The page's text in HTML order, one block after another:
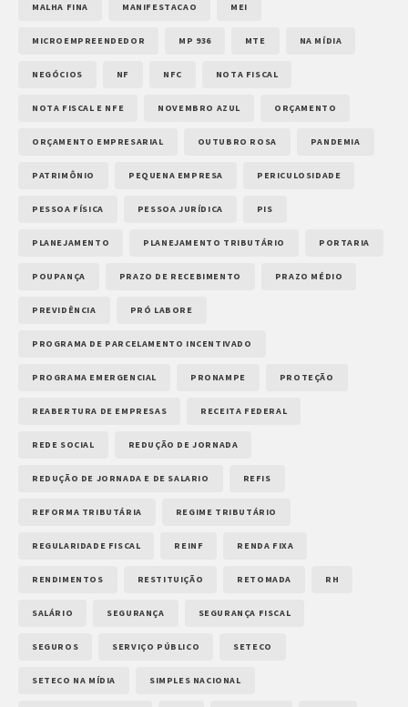
MALHA FINA MANIFESTACAO MEI
MICROEMPREENDEDOR MP 936 MTE NA MÍDIA
NEGÓCIOS NF NFC NOTA FISCAL
NOTA FISCAL E NFE NOVEMBRO AZUL ORÇAMENTO
ORÇAMENTO EMPRESARIAL OUTUBRO ROSA PANDEMIA
PATRIMÔNIO PEQUENA EMPRESA PERICULOSIDADE
PESSOA FÍSICA PESSOA JURÍDICA PIS
PLANEJAMENTO PLANEJAMENTO TRIBUTÁRIO PORTARIA
POUPANÇA PRAZO DE RECEBIMENTO PRAZO MÉDIO
PREVIDÊNCIA PRÓ LABORE
PROGRAMA DE PARCELAMENTO INCENTIVADO
PROGRAMA EMERGENCIAL PRONAMPE PROTEÇÃO
REABERTURA DE EMPRESAS RECEITA FEDERAL
REDE SOCIAL REDUÇÃO DE JORNADA
REDUÇÃO DE JORNADA E DE SALARIO REFIS
REFORMA TRIBUTÁRIA REGIME TRIBUTÁRIO
REGULARIDADE FISCAL REINF RENDA FIXA
RENDIMENTOS RESTITUIÇÃO RETOMADA RH
SALÁRIO SEGURANÇA SEGURANÇA FISCAL
SEGUROS SERVIÇO PÚBLICO SETECO
SETECO NA MÍDIA SIMPLES NACIONAL